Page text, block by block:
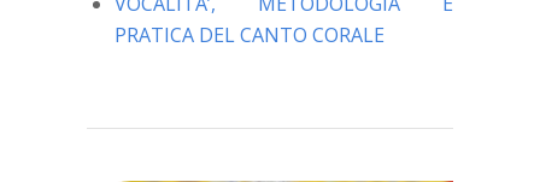
PRATICA DEL CANTO CORALE